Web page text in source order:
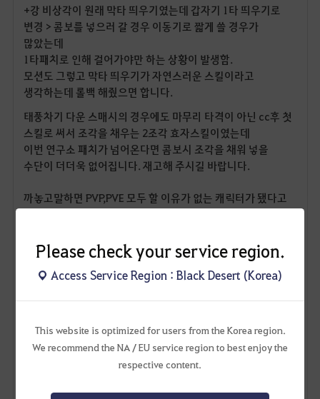
Please check your service region.
Access Service Region : Black Desert (Korea)
This website is optimized for users from the Korea region.
We recommend the NA / EU service region to best enjoy the
respective content.
+강 비상각이 원래 막타 띄우기였는데 갑자기 1타 띄우기로
변경 > 콤보를 넣으러 갈 경우 이동기로 짧게 쓸 경우가
많았는데
1타패치로 인해 걸어가야만 하는 상황이 발생함.
모션도 그렇고 막타 띄우기가 자연스러운 스킬이라고
생각하는데 롤백 해줬으면 합니다.
태풍차기 다운 스매시의 경우에도 마무리 타격이 아닌 cc후 첫
스킬로 써서 조각을 채우는 2조각 효자스킬이였는데
이번 연구소 패치가 넘어온다면 콤보시 조각을 채워 넣을
수단이 더더욱 없어집니다. 재고해 주시길 바랍니다.
까놓고말하면 PVP,PVE 모두 할 이유가 없는 캐릭터가 됐다고
유틸이 좋은 각성보다도 콤보딜이 딸림.
이번 패치이후엔 콤보딜이 더 내려갈 예정
108 8
2 3